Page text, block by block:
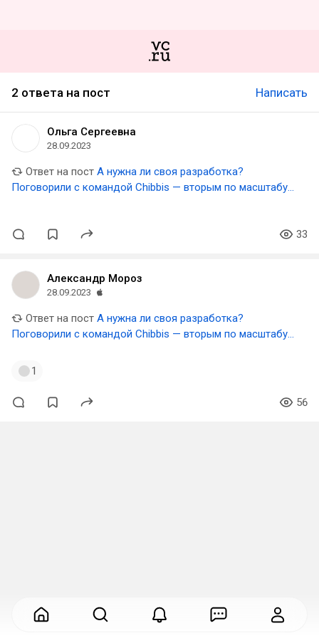
2 ответа на пост Написать
Ольга Сергеевна
28.09.2023
Ответ на пост А нужна ли своя разработка?
Поговорили с командой Chibbis — вторым по масштабу
33
Александр Мороз
28.09.2023
Ответ на пост А нужна ли своя разработка?
Поговорили с командой Chibbis — вторым по масштабу
1
56